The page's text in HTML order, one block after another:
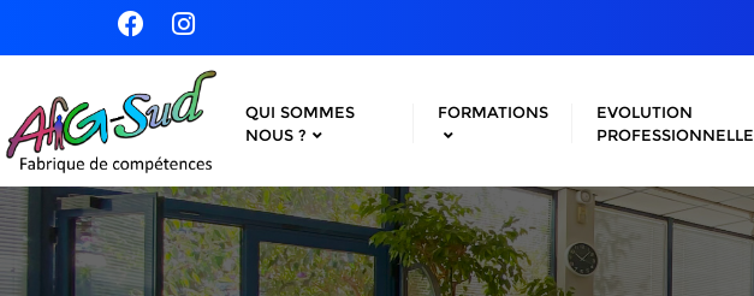
QUI SOMMES
NOUS ?
FORMATIONS
EVOLUTION
PROFESSIONNELLE